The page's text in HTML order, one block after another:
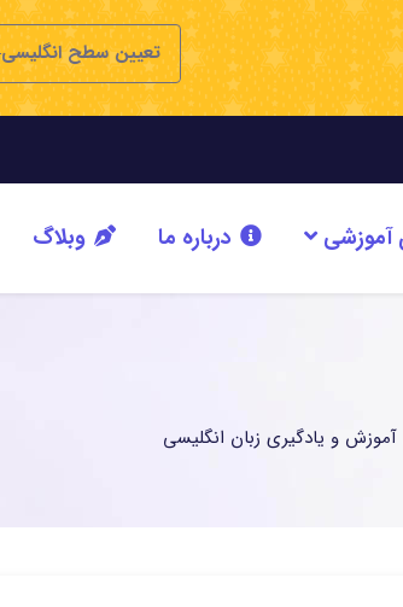
تعیین سطح انگلیسی
آموزشی درباره ما وبلاگ
و یادگیری زبان انگلیسی